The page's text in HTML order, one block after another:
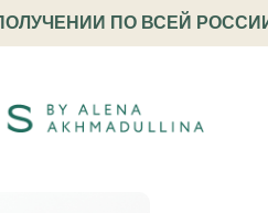
ПО ВСЕЙ